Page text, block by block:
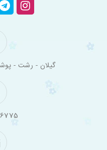
گیلان - رشت -